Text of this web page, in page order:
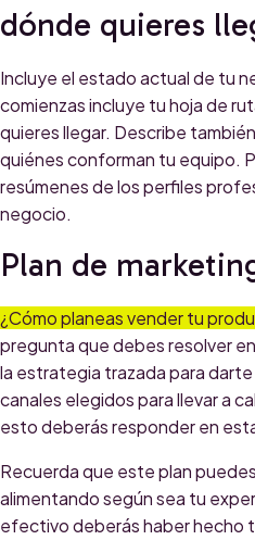
dónde quieres
Incluye el estado actual de tu
comienzas incluye tu hoja de
quieres llegar. Describe
quiénes conforman tu equipo.
resúmenes de los perfiles
negocio.
Plan de
¿Cómo planeas vender tu
pregunta que debes resolver
la estrategia trazada para
canales elegidos para llevar a
esto deberás responder en
Recuerda que este plan
alimentando según sea tu
efectivo deberás haber hecho